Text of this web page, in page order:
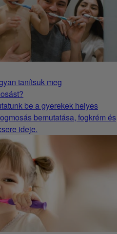
tanítsuk meg
be a gyerekek helyes
bemutatása, fogkrém és
ideje.